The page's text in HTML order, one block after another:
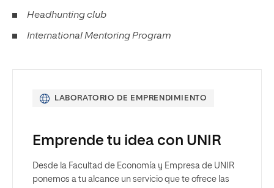
Headhunting club
International Mentoring Program
LABORATORIO DE EMPRENDIMIENTO
Emprende tu idea con UNIR
Desde la Facultad de Economía y Empresa de UNIR
ponemos a tu alcance un servicio que te ofrece las